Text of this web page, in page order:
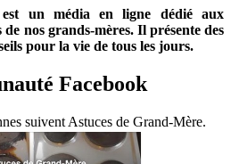
un média en ligne dédié aux
de nos grands-mères. Il présente des
pour la vie de tous les jours.
Facebook
suivent Astuces de Grand-Mère.